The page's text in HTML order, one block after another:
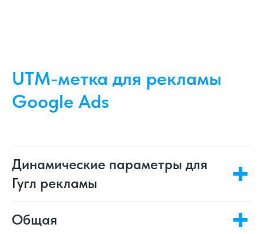
UTM-метка для рекламы
Google Ads
Динамические параметры для
Гугл рекламы
Общая